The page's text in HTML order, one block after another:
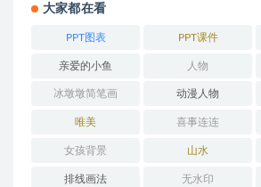
大家都在看
PPT图表 PPT课件
亲爱的小鱼 人物
冰墩墩简笔画 动漫人物
唯美 喜事连连
女孩背景 山水
排线画法 无水印